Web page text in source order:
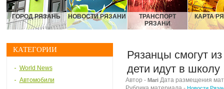
ГОРОД РЯЗАНЬ НОВОСТИ РЯЗАНИ
ТРАНСПОРТ
РЯЗАНИ
КАРТА
КАТЕГОРИИ
World News
Автомобили
Рязанцы смогут
дети идут в школу
Автор - MariДата размещения